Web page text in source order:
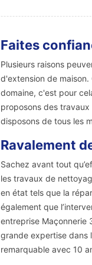
Faites
Plusieurs raisons
d'extension de
domaine, c'est pour
proposons des
disposons de tous les
Ravalement
Sachez avant tout
les travaux de
en état tels que la
également que
entreprise Maçonnerie
grande expertise dans
remarquable avec 10